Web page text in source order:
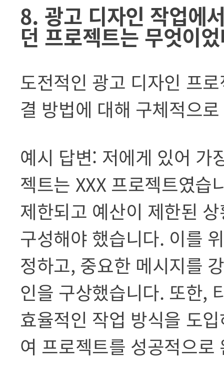
8. 광고 디자인 작업에
던 프로젝트는 무엇이
도전적인 광고 디자인 프
결 방법에 대해 구체적으
예시 답변: 저에게 있어 가
젝트는 XXX 프로젝트였
제한되고 예산이 제한된
구성해야 했습니다. 이를
정하고, 중요한 메시지를
인을 구상했습니다. 또한,
효율적인 작업 방식을 도
여 프로젝트를 성공적으로